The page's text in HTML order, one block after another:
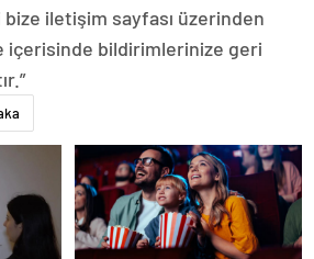
iletişim sayfası üzerinden
içerisinde bildirimlerinize geri